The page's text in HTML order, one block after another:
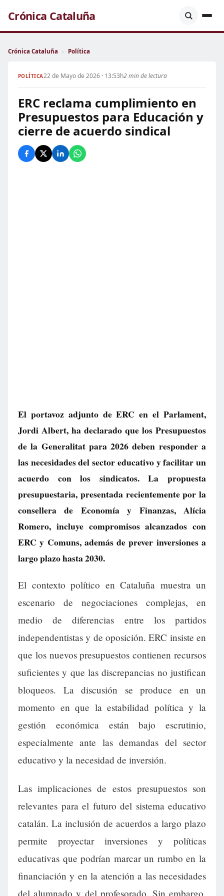
Crónica Cataluña
Crónica Cataluña › Política
POLÍTICA22 de Mayo de 2026 · 13:53h2 min de lectura
ERC reclama cumplimiento en
Presupuestos para Educación y
cierre de acuerdo sindical
El portavoz adjunto de ERC en el Parlament,
Jordi Albert, ha declarado que los Presupuestos
de la Generalitat para 2026 deben responder a
las necesidades del sector educativo y facilitar un
acuerdo con los sindicatos. La propuesta
presupuestaria, presentada recientemente por la
consellera de Economía y Finanzas, Alícia
Romero, incluye compromisos alcanzados con
ERC y Comuns, además de prever inversiones a
largo plazo hasta 2030.
El contexto político en Cataluña muestra un
escenario de negociaciones complejas, en
medio de diferencias entre los partidos
independentistas y de oposición. ERC insiste en
que los nuevos presupuestos contienen recursos
suficientes y que las discrepancias no justifican
bloqueos. La discusión se produce en un
momento en que la estabilidad política y la
gestión económica están bajo escrutinio,
especialmente ante las demandas del sector
educativo y la necesidad de inversión.
Las implicaciones de estos presupuestos son
relevantes para el futuro del sistema educativo
catalán. La inclusión de acuerdos a largo plazo
permite proyectar inversiones y políticas
educativas que podrían marcar un rumbo en la
financiación y en la atención a las necesidades
del alumnado y del profesorado. Sin embargo,